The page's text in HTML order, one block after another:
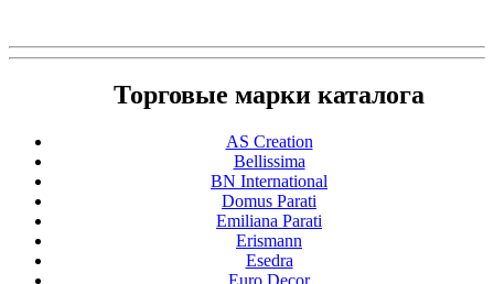
Торговые марки каталога
AS Creation
Bellissima
BN International
Domus Parati
Emiliana Parati
Erismann
Esedra